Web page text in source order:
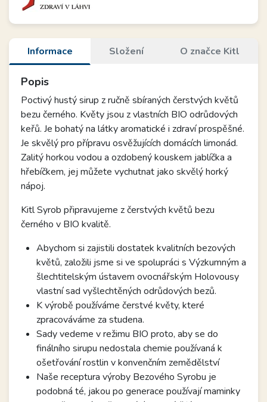
Informace Složení O značce Kitl
Popis
Poctivý hustý sirup z ručně sbíraných čerstvých květů
bezu černého. Květy jsou z vlastních BIO odrůdových
keřů. Je bohatý na látky aromatické i zdraví prospěšné.
Je skvělý pro přípravu osvěžujících domácích limonád.
Zalitý horkou vodou a ozdobený kouskem jablíčka a
hřebíčkem, jej můžete vychutnat jako skvělý horký
nápoj.
Kitl Syrob připravujeme z čerstvých květů bezu
černého v BIO kvalitě.
Abychom si zajistili dostatek kvalitních bezových
květů, založili jsme si ve spolupráci s Výzkumným a
šlechtitelským ústavem ovocnářským Holovousy
vlastní sad vyšlechtěných odrůdových bezů.
K výrobě používáme čerstvé květy, které
zpracováváme za studena.
Sady vedeme v režimu BIO proto, aby se do
finálního sirupu nedostala chemie používaná k
ošetřování rostlin v konvenčním zemědělství
Naše receptura výroby Bezového Syrobu je
podobná té, jakou po generace používají maminky